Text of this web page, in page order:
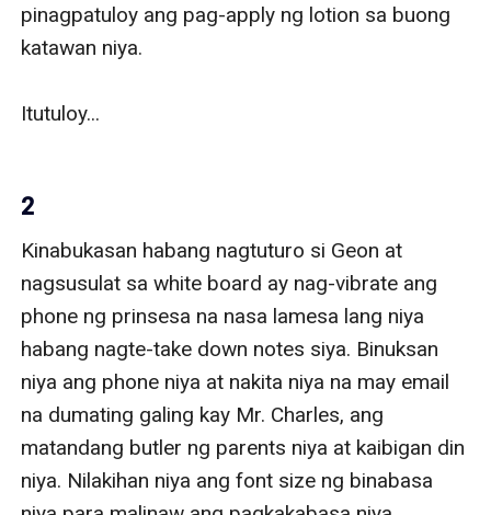
pinagpatuloy ang pag-apply ng lotion sa buong
katawan niya.
Itutuloy...
2
Kinabukasan habang nagtuturo si Geon at
nagsusulat sa white board ay nag-vibrate ang
phone ng prinsesa na nasa lamesa lang niya
habang nagte-take down notes siya. Binuksan
niya ang phone niya at nakita niya na may email
na dumating galing kay Mr. Charles, ang
matandang butler ng parents niya at kaibigan din
niya. Nilakihan niya ang font size ng binabasa